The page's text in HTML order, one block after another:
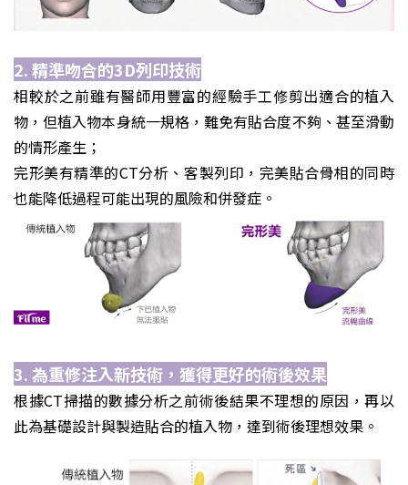
2. 精準吻合的3D列印技術
相較於之前雖有醫師用豐富的經驗手工修剪出適合的植入
物，但植入物本身統一規格，難免有貼合度不夠、甚至滑動
的情形產生；
完形美有精準的CT分析、客製列印，完美貼合骨相的同時
也能降低過程可能出現的風險和併發症。
3. 為重修注入新技術，獲得更好的術後效果
根據CT掃描的數據分析之前術後結果不理想的原因，再以
此為基礎設計與製造貼合的植入物，達到術後理想效果。